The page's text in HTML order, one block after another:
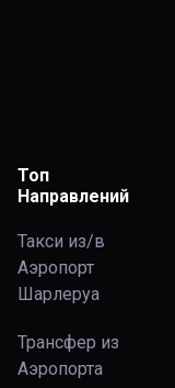
Топ
Направлений
Такси из/в
Аэропорт
Шарлеруа
Трансфер из
Аэропорта